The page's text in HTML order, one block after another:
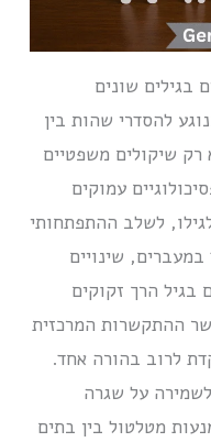
בגילים שונים
להסדרי שהות בין
רק שיקולים משפטיים
עמוקים
לשלב ההתפתחותי
שינויים
בגיל הרך זקוקים
ההתקשרות המרכזית
לרוב בהורה אחד.
על שגרה
מטלטול בין בתים